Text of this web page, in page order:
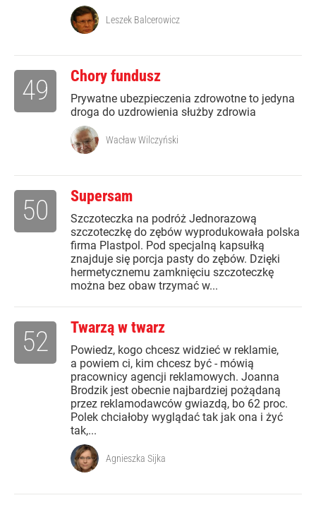
Leszek Balcerowicz
Chory fundusz
Prywatne ubezpieczenia zdrowotne to jedyna
droga do uzdrowienia służby zdrowia
49
Wacław Wilczyński
Supersam
Szczoteczka na podróż Jednorazową
szczoteczkę do zębów wyprodukowała polska
firma Plastpol. Pod specjalną kapsułką
znajduje się porcja pasty do zębów. Dzięki
hermetycznemu zamknięciu szczoteczkę
można bez obaw trzymać w...
50
Twarzą w twarz
Powiedz, kogo chcesz widzieć w reklamie,
a powiem ci, kim chcesz być - mówią
pracownicy agencji reklamowych. Joanna
Brodzik jest obecnie najbardziej pożądaną
przez reklamodawców gwiazdą, bo 62 proc.
Polek chciałoby wyglądać tak jak ona i żyć
tak,...
52
Agnieszka Sijka